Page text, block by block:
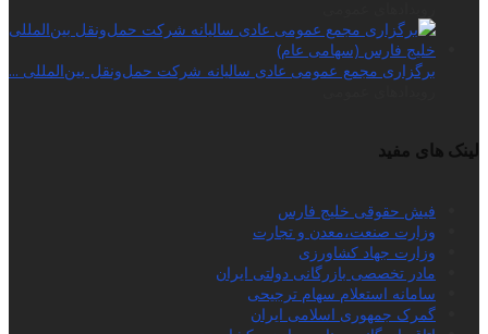
برگزاری مجمع عمومی عادی سالیانه شرکت حمل‌ونقل بین‌المللی ...
لینک های مفید
فیش حقوقی خلیج فارس
وزارت صنعت،معدن و تجارت
وزارت جهاد کشاورزی
مادر تخصصی بازرگانی دولتی ایران
سامانه استعلام سهام ترجیحی
گمرک جمهوری اسلامی ایران